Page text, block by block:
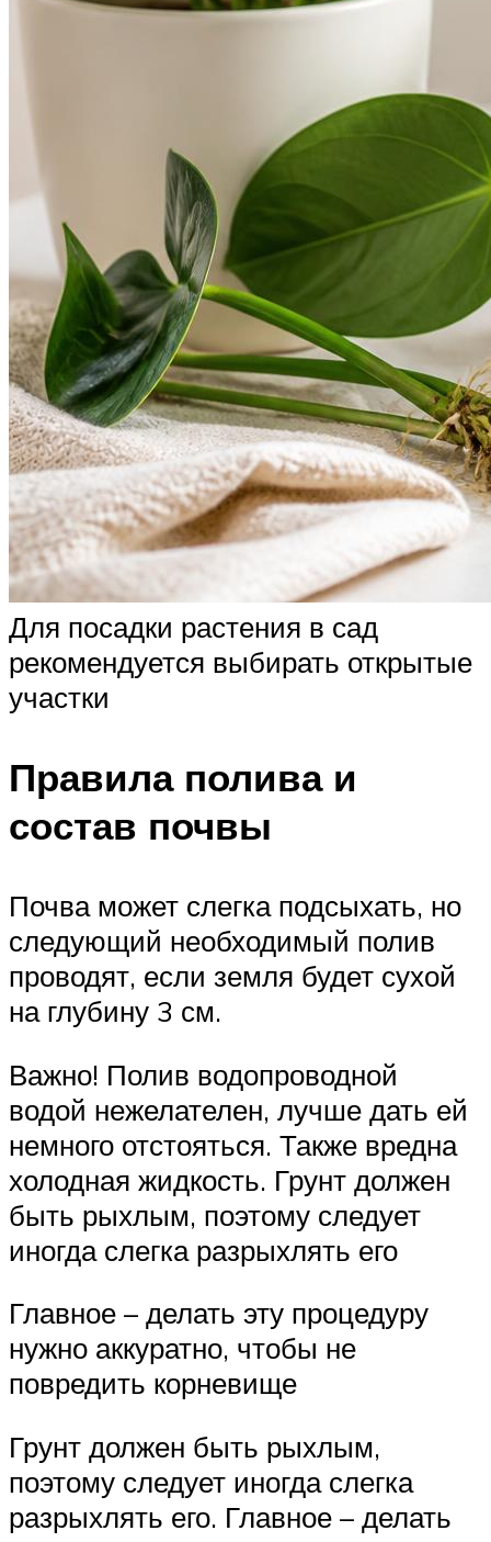
Для посадки растения в сад
рекомендуется выбирать открытые
участки
Правила полива и
состав почвы
Почва может слегка подсыхать, но
следующий необходимый полив
проводят, если земля будет сухой
на глубину 3 см.
Важно! Полив водопроводной
водой нежелателен, лучше дать ей
немного отстояться. Также вредна
холодная жидкость. Грунт должен
быть рыхлым, поэтому следует
иногда слегка разрыхлять его
Главное – делать эту процедуру
нужно аккуратно, чтобы не
повредить корневище
Грунт должен быть рыхлым,
поэтому следует иногда слегка
разрыхлять его. Главное – делать